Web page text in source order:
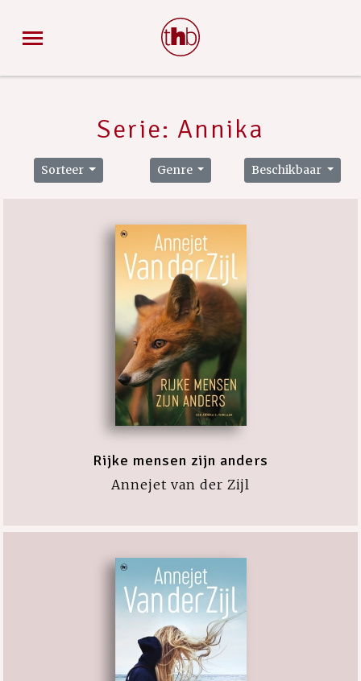
Serie: Annika
Sorteer Genre Beschikbaar
Rijke mensen zijn anders
Annejet van der Zijl